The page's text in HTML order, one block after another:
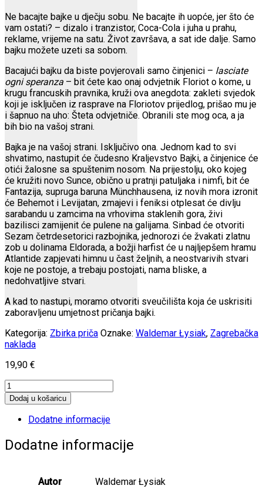
Ne bacajte bajke u dječju sobu. Ne bacajte ih uopće, jer što će
vam ostati? – dizalo i tranzistor, Coca-Cola i juha u prahu,
reklame, vrijeme na satu. Život završava, a sat ide dalje. Samo
bajku možete uzeti sa sobom.
Bacajući bajku da biste povjerovali samo činjenici – lasciate
ogni speranza – bit ćete kao onaj odvjetnik Floriot o kome, u
krugu francuskih pravnika, kruži ova anegdota: zakleti svjedok
koji je isključen iz rasprave na Floriotov prijedlog, prišao mu je
i šapnuo na uho: Šteta odvjetniče. Obranili ste mog oca, a ja
bih bio na vašoj strani.
Bajka je na vašoj strani. Isključivo ona. Jednom kad to svi
shvatimo, nastupit će čudesno Kraljevstvo Bajki, a činjenice će
otići žalosne sa spuštenim nosom. Na prijestolju, oko kojeg
će kružiti novo Sunce, obično u pratnji patuljaka i nimfi, bit će
Fantazija, supruga baruna Münchhausena, iz novih mora izronit
će Behemot i Levijatan, zmajevi i feniksi otplesat će divlju
sarabandu u zamcima na vrhovima staklenih gora, živi
bazilisci zamijenit će pulene na galijama. Sinbad će otvoriti
Sezam četrdesetorici razbojnika, jednorozi će žvakati zlatnu
zob u dolinama Eldorada, a božji harfist će u najljepšem hramu
Atlantide zapjevati himnu u čast željnih, a neostvarivih stvari
koje ne postoje, a trebaju postojati, nama bliske, a
nedohvatljive stvari.
A kad to nastupi, moramo otvoriti sveučilišta koja će uskrisiti
zaboravljenu umjetnost pričanja bajki.
Kategorija: Zbirka priča Oznake: Waldemar Łysiak, Zagrebačka
naklada
19,90 €
Katedrala
u
paklu
priče
količina
Dodaj u košaricu
Dodatne informacije
Dodatne informacije
Autor Waldemar Łysiak